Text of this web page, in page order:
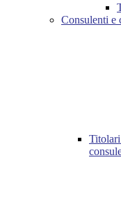
Consulenti e